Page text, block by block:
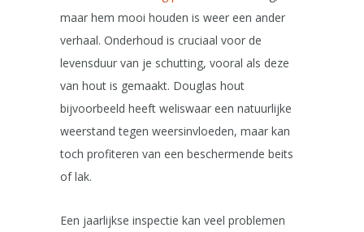
maar hem mooi houden is weer een ander
verhaal. Onderhoud is cruciaal voor de
levensduur van je schutting, vooral als deze
van hout is gemaakt. Douglas hout
bijvoorbeeld heeft weliswaar een natuurlijke
weerstand tegen weersinvloeden, maar kan
toch profiteren van een beschermende beits
of lak.
Een jaarlijkse inspectie kan veel problemen